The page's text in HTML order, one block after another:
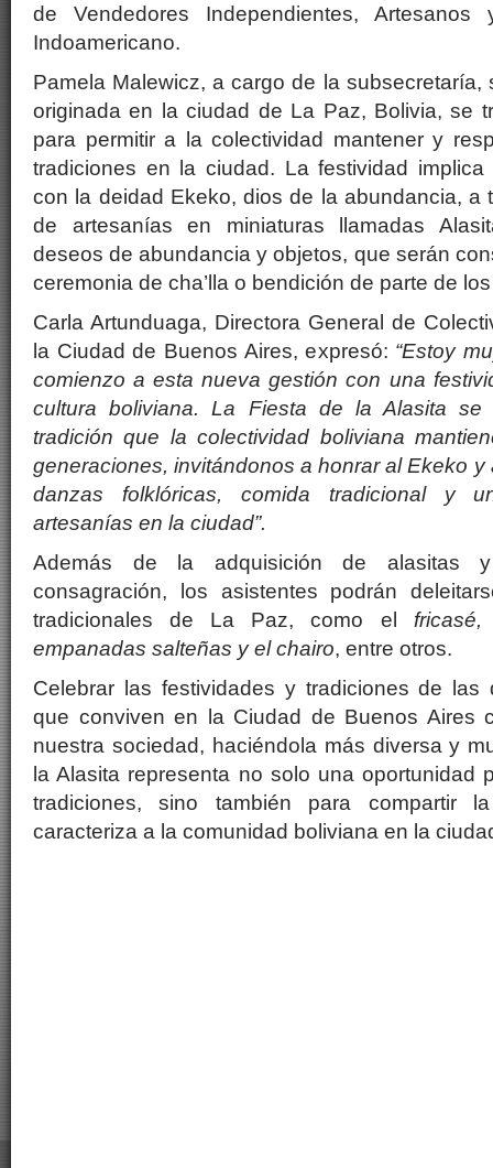
de Vendedores Independientes,
Indoamericano.
Pamela Malewicz, a cargo de la subsecretaría,
originada en la ciudad de La Paz, Bolivia, se
para permitir a la colectividad mantener y
tradiciones en la ciudad. La festividad
con la deidad Ekeko, dios de la abundancia, a
de artesanías en miniaturas llamadas
deseos de abundancia y objetos, que serán
ceremonia de cha’lla o bendición de parte de
Carla Artunduaga, Directora General de
la Ciudad de Buenos Aires, expresó: “Estoy
comienzo a esta nueva gestión con una
cultura boliviana. La Fiesta de la Alasita
tradición que la colectividad boliviana
generaciones, invitándonos a honrar al Ekeko y
danzas folklóricas, comida tradicional y
artesanías en la ciudad”.
Además de la adquisición de alasitas
consagración, los asistentes podrán
tradicionales de La Paz, como el
empanadas salteñas y el chairo, entre otros.
Celebrar las festividades y tradiciones de las
que conviven en la Ciudad de Buenos Aires
nuestra sociedad, haciéndola más diversa y
la Alasita representa no solo una oportunidad
tradiciones, sino también para compartir
caracteriza a la comunidad boliviana en la